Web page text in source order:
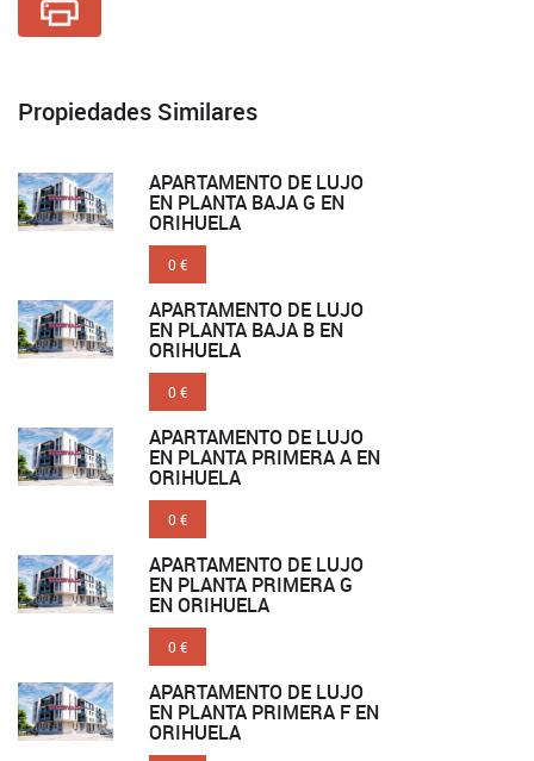
Propiedades Similares
APARTAMENTO DE LUJO
EN PLANTA BAJA G EN
ORIHUELA
0 €
APARTAMENTO DE LUJO
EN PLANTA BAJA B EN
ORIHUELA
0 €
APARTAMENTO DE LUJO
EN PLANTA PRIMERA A EN
ORIHUELA
0 €
APARTAMENTO DE LUJO
EN PLANTA PRIMERA G
EN ORIHUELA
0 €
APARTAMENTO DE LUJO
EN PLANTA PRIMERA F EN
ORIHUELA